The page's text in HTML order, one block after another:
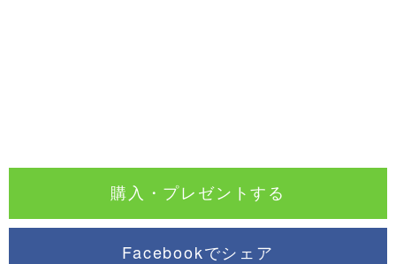
購入・プレゼントする
Facebookでシェア